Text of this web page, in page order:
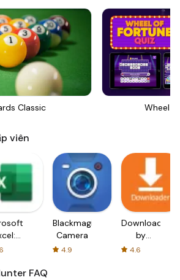
Classic Wheel
viên
Blackmagic
Camera
4.9
Downloader
by
AFTVnews
4.6
FAQ